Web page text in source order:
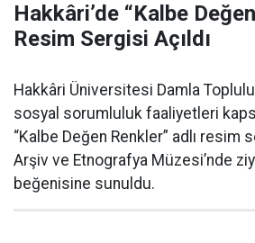
Hakkâri’de “Kalbe
Resim Sergisi Açıldı
Hakkâri Üniversitesi Damla
sosyal sorumluluk faaliyetleri
“Kalbe Değen Renkler” adlı resim
Arşiv ve Etnografya Müzesi’nde
beğenisine sunuldu.